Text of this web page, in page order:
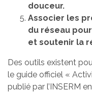
douceur.
Associer les
du réseau
et soutenir la
Des outils existent
le guide officiel «
publié par l’INSERM